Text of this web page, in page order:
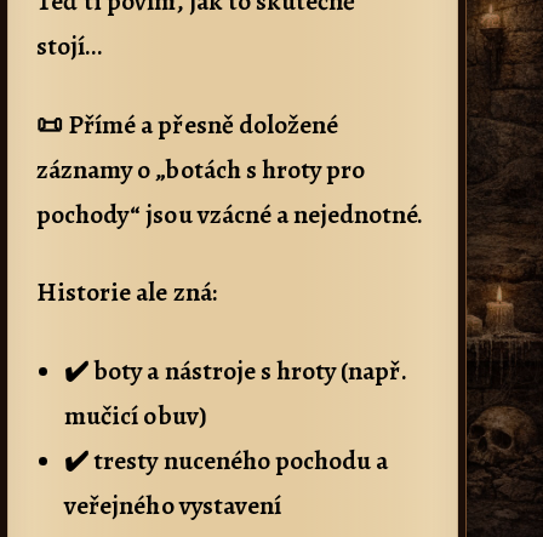
stojí…
📜 Přímé a přesně doložené
záznamy o „botách s hroty pro
pochody“ jsou vzácné a nejednotné.
Historie ale zná:
✔️ boty a nástroje s hroty (např.
mučicí obuv)
✔️ tresty nuceného pochodu a
veřejného vystavení